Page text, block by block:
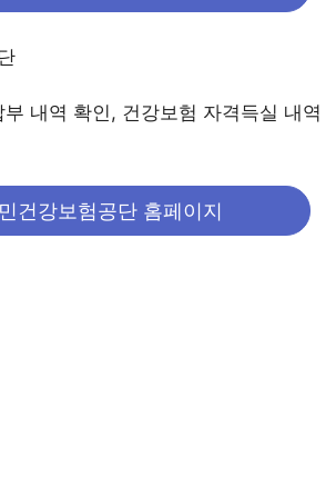
내역 확인, 건강보험 자격득실 내역
건강보험공단 홈페이지